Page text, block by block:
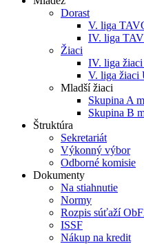
Dorast
V. liga
IV. liga
Žiaci
IV. liga
V. liga žiaci
Mladší žiaci
Skupina A
Skupina B
Štruktúra
Sekretariát
Výkonný výbor
Odborné komisie
Dokumenty
Na stiahnutie
Normy
Rozpis súťaží
ISSF
Nákup na kredit